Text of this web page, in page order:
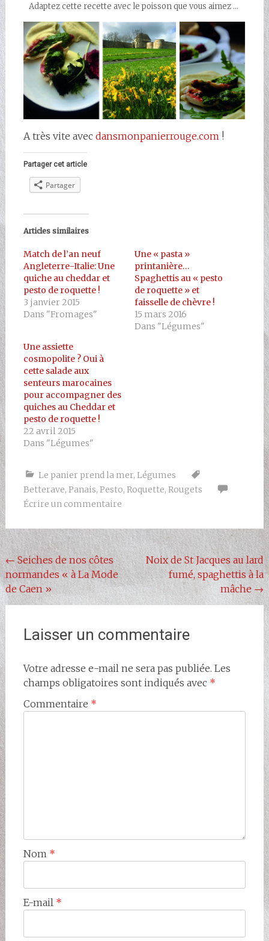
Adaptez cette recette avec le poisson que vous aimez …
A très vite avec dansmonpanierrouge.com!
Partager cet article
Partager
Articles similaires
Match de l’an neuf
Angleterre-Italie: Une
quiche au cheddar et
pesto de roquette !
3 janvier 2015
Dans "Fromages"
Une « pasta »
printanière…
Spaghettis au « pesto
de roquette » et
faisselle de chèvre !
15 mars 2016
Dans "Légumes"
Une assiette
cosmopolite ? Oui à
cette salade aux
senteurs marocaines
pour accompagner des
quiches au Cheddar et
pesto de roquette !
22 avril 2015
Dans "Légumes"
Le panier prend la mer, Légumes
Betterave, Panais, Pesto, Roquette, Rougets
Écrire un commentaire
Navigation
de
l'article
← Seiches de nos côtes
normandes « à La Mode
de Caen »
Noix de St Jacques au lard
fumé, spaghettis à la
mâche →
Laisser un commentaire
Votre adresse e-mail ne sera pas publiée. Les
champs obligatoires sont indiqués avec *
Commentaire *
Nom *
E-mail *